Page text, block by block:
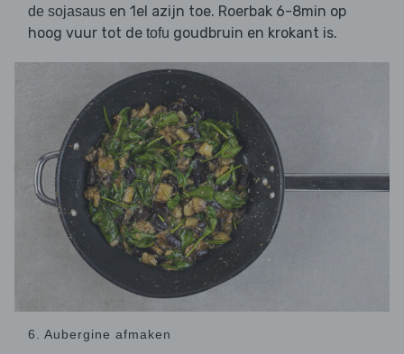
de sojasaus en 1el azijn toe. Roerbak 6-8min op
hoog vuur tot de tofu goudbruin en krokant is.
6. Aubergine afmaken